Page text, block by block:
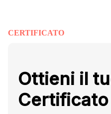
CERTIFICATO
Ottieni il
Certificato